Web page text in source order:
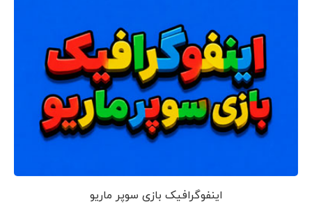
اینفوگرافیک بازی سوپر ماریو